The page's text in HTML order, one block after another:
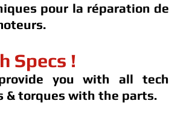
pour la réparation de
Specs !
you with all tech
& torques with the parts.